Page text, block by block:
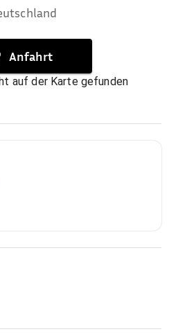
Anfahrt
auf der Karte gefunden